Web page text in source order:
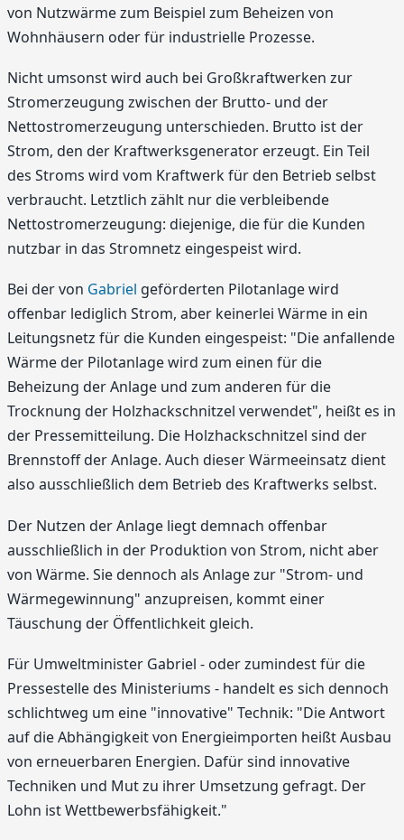
von Nutzwärme zum Beispiel zum Beheizen von
Wohnhäusern oder für industrielle Prozesse.
Nicht umsonst wird auch bei Großkraftwerken zur
Stromerzeugung zwischen der Brutto- und der
Nettostromerzeugung unterschieden. Brutto ist der
Strom, den der Kraftwerksgenerator erzeugt. Ein Teil
des Stroms wird vom Kraftwerk für den Betrieb selbst
verbraucht. Letztlich zählt nur die verbleibende
Nettostromerzeugung: diejenige, die für die Kunden
nutzbar in das Stromnetz eingespeist wird.
Bei der von Gabriel geförderten Pilotanlage wird
offenbar lediglich Strom, aber keinerlei Wärme in ein
Leitungsnetz für die Kunden eingespeist: "Die anfallende
Wärme der Pilotanlage wird zum einen für die
Beheizung der Anlage und zum anderen für die
Trocknung der Holzhackschnitzel verwendet", heißt es in
der Pressemitteilung. Die Holzhackschnitzel sind der
Brennstoff der Anlage. Auch dieser Wärmeeinsatz dient
also ausschließlich dem Betrieb des Kraftwerks selbst.
Der Nutzen der Anlage liegt demnach offenbar
ausschließlich in der Produktion von Strom, nicht aber
von Wärme. Sie dennoch als Anlage zur "Strom- und
Wärmegewinnung" anzupreisen, kommt einer
Täuschung der Öffentlichkeit gleich.
Für Umweltminister Gabriel - oder zumindest für die
Pressestelle des Ministeriums - handelt es sich dennoch
schlichtweg um eine "innovative" Technik: "Die Antwort
auf die Abhängigkeit von Energieimporten heißt Ausbau
von erneuerbaren Energien. Dafür sind innovative
Techniken und Mut zu ihrer Umsetzung gefragt. Der
Lohn ist Wettbewerbsfähigkeit."